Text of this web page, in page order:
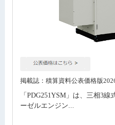
掲載誌：積算資料公表価格版
「PDG251YSM」は、三相3
ーゼルエンジン...